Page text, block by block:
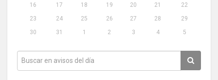
16
17 18 19 20 21
22
23
24 25 26 27 28
29
30
31 1 2 3 4 5